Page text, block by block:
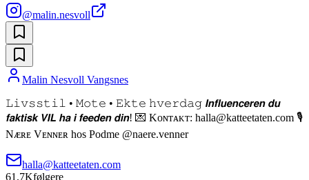
@malin.nesvoll
Malin Nesvoll Vangsnes
𝙻𝚒𝚟𝚜𝚜𝚝𝚒𝚕 • 𝙼𝚘𝚝𝚎 • 𝙴𝚔𝚝𝚎 𝚑𝚟𝚎𝚛𝚍𝚊𝚐 𝙄𝙣𝙛𝙡𝙪𝙚𝙣𝙘𝙚𝙧𝙚𝙣 𝙙𝙪
𝙛𝙖𝙠𝙩𝙞𝙨𝙠 𝙑𝙄𝙇 𝙝𝙖 𝙞 𝙛𝙚𝙚𝙙𝙚𝙣 𝙙𝙞𝙣! 💌 Kᴏɴᴛᴀᴋᴛ: halla@katteetaten.com 🎙️
Nᴁʀᴇ Vᴇɴɴᴇʀ hos Podme @naere.venner
halla@katteetaten.com
61.7Kfølgere